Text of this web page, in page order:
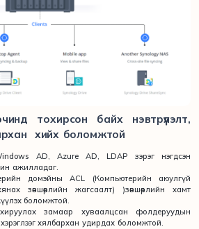
тохирсон байх нэвтрүүлэлт,
хийх боломжтой
AD, Azure AD, LDAP зэрэг нэгдсэн
ажилладаг.
домэйны ACL (Компьютерийн аюулгүй
зөвшөөрлийн жагсаалт) )зөвшөөрлийн хамт
боломжтой.
замаар хуваалцсан фолдеруудын
хялбархан удирдах боломжтой.